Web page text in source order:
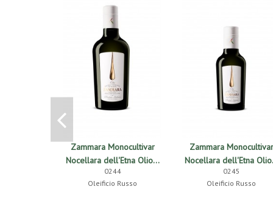
Zammara Monocultivar
Nocellara dell'Etna Olio...
0244
Oleificio Russo
Zammara Monocultivar
Nocellara dell'Etna
0245
Oleificio Russo